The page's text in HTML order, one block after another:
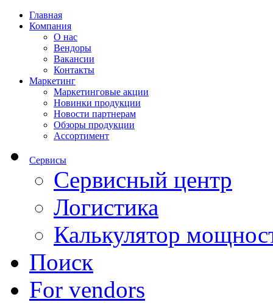
Главная
Компания
О нас
Вендоры
Вакансии
Контакты
Маркетинг
Маркетинговые акции
Новинки продукции
Новости партнерам
Обзоры продукции
Ассортимент
Сервисы
Сервисный центр
Логистика
Калькулятор
Поиск
For vendors